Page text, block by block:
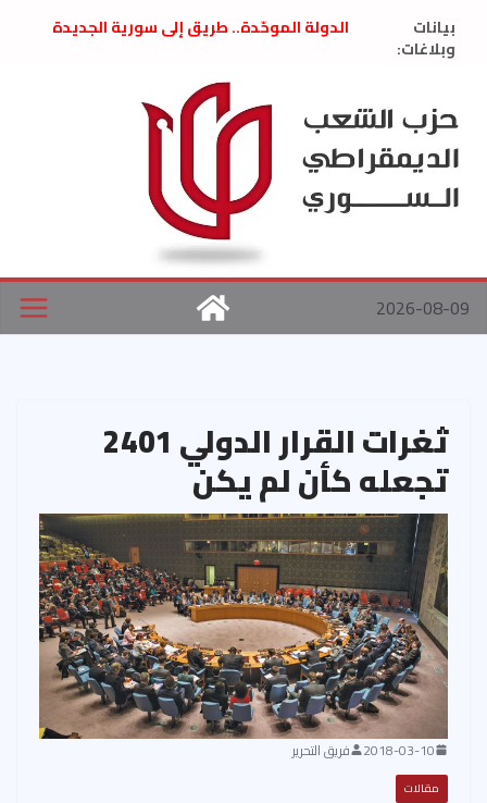
بيانات
وبلاغات:
الدولة الموحّدة.. طريق إلى سورية الجديدة
العام السابق لحزب الاتحاد الاشتراكي العربي
الديمقراطي
بلاغ صادر عن اجتماع اللجنة المركزية نيسان
2026
الحرب الأمريكية الإسرائيلية على نظام الملالي
في إيران .. بيان من حزب الشعب الديمقراطي
السوري
2026-08-09
ثغرات القرار الدولي 2401
تجعله كأن لم يكن
2018-03-10 فريق التحرير
مقالات